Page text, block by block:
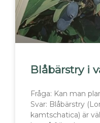
Blåbärstry i
Fråga: Kan man
Svar: Blåbärstry
kamtschatica) är